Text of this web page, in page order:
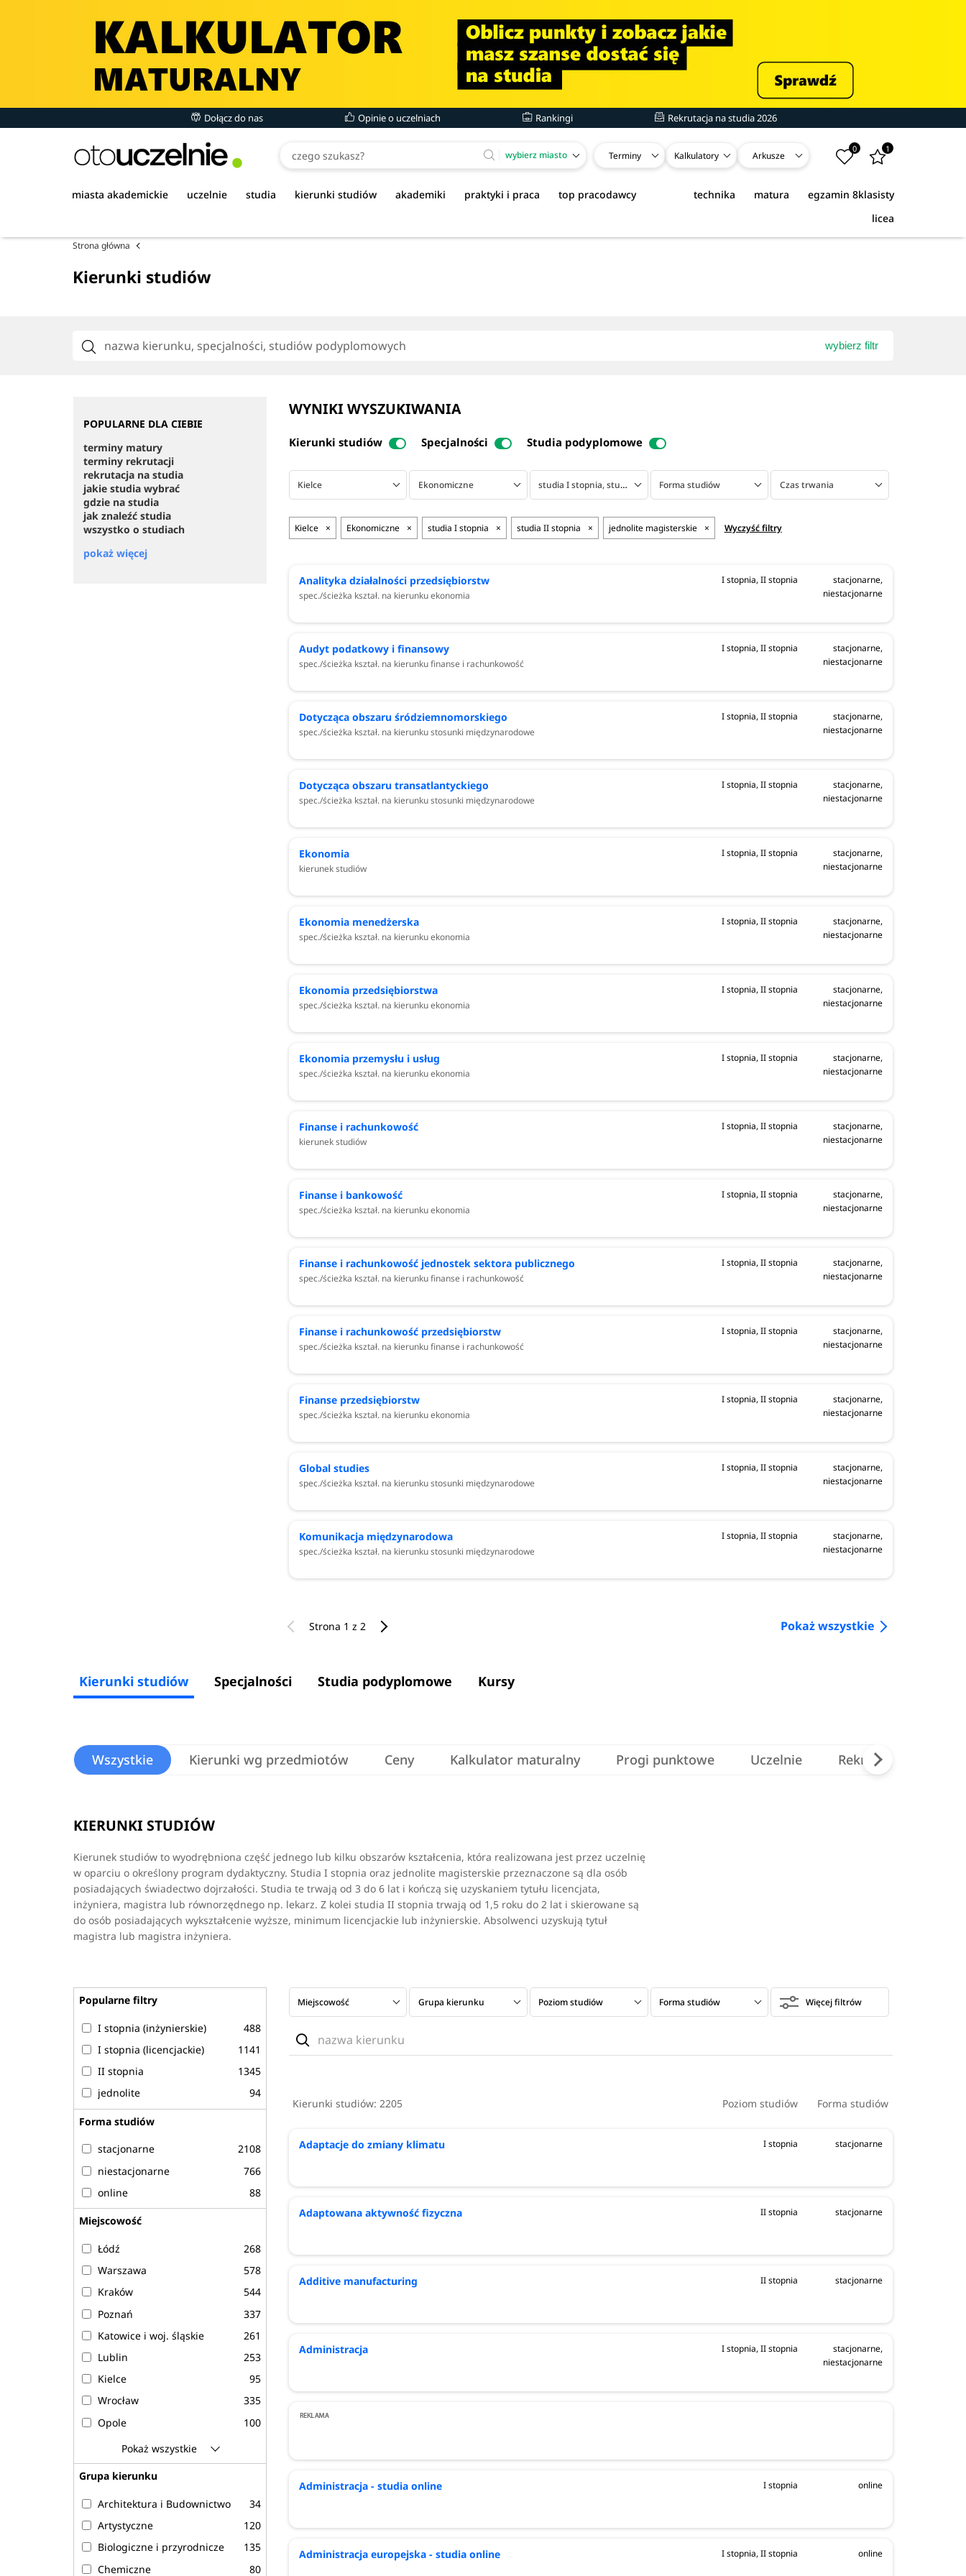
Dołącz do nas Opinie o uczelniach Rankingi Rekrutacja na studia 2026
wybierz miasto Terminy Kalkulatory Arkusze
0 1
miasta akademickie uczelnie studia kierunki studiów akademiki praktyki i praca top pracodawcy egzamin 8klasisty
matura
technika
licea
Strona główna
Kierunki studiów
wybierz filtr
POPULARNE DLA CIEBIE
terminy matury
terminy rekrutacji
rekrutacja na studia
jakie studia wybrać
gdzie na studia
jak znaleźć studia
wszystko o studiach
pokaż więcej
WYNIKI WYSZUKIWANIA
Kierunki studiów Specjalności Studia podyplomowe
Kielce Ekonomiczne studia I stopnia, studia II stopnia, jednolite magisterskie Forma studiów Czas trwania
Kielce × Ekonomiczne × studia I stopnia × studia II stopnia × jednolite magisterskie × Wyczyść filtry
Analityka działalności przedsiębiorstw
spec./ścieżka kształ. na kierunku ekonomia
I stopnia, II stopnia
stacjonarne,
niestacjonarne
Audyt podatkowy i finansowy
spec./ścieżka kształ. na kierunku finanse i rachunkowość
I stopnia, II stopnia
stacjonarne,
niestacjonarne
Dotycząca obszaru śródziemnomorskiego
spec./ścieżka kształ. na kierunku stosunki międzynarodowe
I stopnia, II stopnia
stacjonarne,
niestacjonarne
Dotycząca obszaru transatlantyckiego
spec./ścieżka kształ. na kierunku stosunki międzynarodowe
I stopnia, II stopnia
stacjonarne,
niestacjonarne
Ekonomia
kierunek studiów
I stopnia, II stopnia
stacjonarne,
niestacjonarne
Ekonomia menedżerska
spec./ścieżka kształ. na kierunku ekonomia
I stopnia, II stopnia
stacjonarne,
niestacjonarne
Ekonomia przedsiębiorstwa
spec./ścieżka kształ. na kierunku ekonomia
I stopnia, II stopnia
stacjonarne,
niestacjonarne
Ekonomia przemysłu i usług
spec./ścieżka kształ. na kierunku ekonomia
I stopnia, II stopnia
stacjonarne,
niestacjonarne
Finanse i rachunkowość
kierunek studiów
I stopnia, II stopnia
stacjonarne,
niestacjonarne
Finanse i bankowość
spec./ścieżka kształ. na kierunku ekonomia
I stopnia, II stopnia
stacjonarne,
niestacjonarne
Finanse i rachunkowość jednostek sektora publicznego
spec./ścieżka kształ. na kierunku finanse i rachunkowość
I stopnia, II stopnia
stacjonarne,
niestacjonarne
Finanse i rachunkowość przedsiębiorstw
spec./ścieżka kształ. na kierunku finanse i rachunkowość
I stopnia, II stopnia
stacjonarne,
niestacjonarne
Finanse przedsiębiorstw
spec./ścieżka kształ. na kierunku ekonomia
I stopnia, II stopnia
stacjonarne,
niestacjonarne
Global studies
spec./ścieżka kształ. na kierunku stosunki międzynarodowe
I stopnia, II stopnia
stacjonarne,
niestacjonarne
Komunikacja międzynarodowa
spec./ścieżka kształ. na kierunku stosunki międzynarodowe
I stopnia, II stopnia
stacjonarne,
niestacjonarne
Strona 1 z 2 Pokaż wszystkie
Kierunki studiów Specjalności Studia podyplomowe Kursy
Wszystkie Kierunki wg przedmiotów Ceny Kalkulator maturalny Progi punktowe Uczelnie Rekrutacja na studia
KIERUNKI STUDIÓW
Kierunek studiów to wyodrębniona część jednego lub kilku obszarów kształcenia, która realizowana jest przez uczelnię
w oparciu o określony program dydaktyczny. Studia I stopnia oraz jednolite magisterskie przeznaczone są dla osób
posiadających świadectwo dojrzałości. Studia te trwają od 3 do 6 lat i kończą się uzyskaniem tytułu licencjata,
inżyniera, magistra lub równorzędnego np. lekarz. Z kolei studia II stopnia trwają od 1,5 roku do 2 lat i skierowane są
do osób posiadających wykształcenie wyższe, minimum licencjackie lub inżynierskie. Absolwenci uzyskują tytuł
magistra lub magistra inżyniera.
Popularne filtry
I stopnia (inżynierskie)
488
I stopnia (licencjackie)
1141
II stopnia
1345
jednolite
94
Forma studiów
stacjonarne
2108
niestacjonarne
766
online
88
Miejscowość
Łódź
268
Warszawa
578
Kraków
544
Poznań
337
Katowice i woj. śląskie
261
Lublin
253
Kielce
95
Wrocław
335
Opole
100
Zielona Góra
Bydgoszcz
153
Toruń
Olsztyn
74
Gorzów Wielkopolski
32
Szczecin
205
Pokaż wszystkie
Grupa kierunku
Architektura i Budownictwo
34
Artystyczne
120
Biologiczne i przyrodnicze
135
Chemiczne
80
Miejscowość Grupa kierunku Poziom studiów Forma studiów Więcej filtrów
Uczelnia
Kierunki studiów:2205 Poziom studiów Forma studiów
Adaptacje do zmiany klimatu I stopnia stacjonarne
Adaptowana aktywność fizyczna II stopnia stacjonarne
Additive manufacturing II stopnia stacjonarne
Administracja I stopnia, II stopnia
stacjonarne,
niestacjonarne
Administracja - studia online I stopnia online
Administracja europejska - studia online I stopnia, II stopnia online